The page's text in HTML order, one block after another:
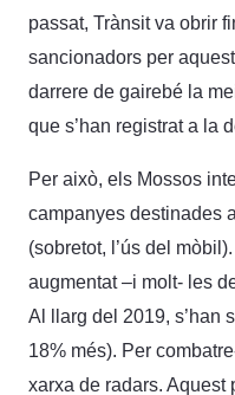
passat, Trànsit va obrir
sancionadors per
darrere de gairebé la
que s’han registrat a la
Per això, els Mossos
campanyes destinades
(sobretot, l’ús del
augmentat –i molt- les
Al llarg del 2019, s’han
18% més). Per
xarxa de radars. Aquest